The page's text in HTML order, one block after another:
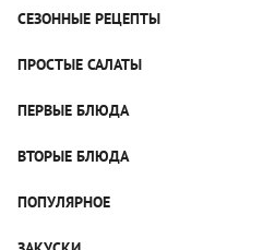
СЕЗОННЫЕ РЕЦЕПТЫ
Рецепты из капусты
Рецепты с грибами
Яблочные пироги
Блюда из тыквы
ПРОСТЫЕ САЛАТЫ
Простые салаты
Салат Цезарь
Салат Нисуаз
ПЕРВЫЕ БЛЮДА
Щи
Рассольник
Гороховый суп
ВТОРЫЕ БЛЮДА
Котлеты
ПОПУЛЯРНОЕ
Пицца